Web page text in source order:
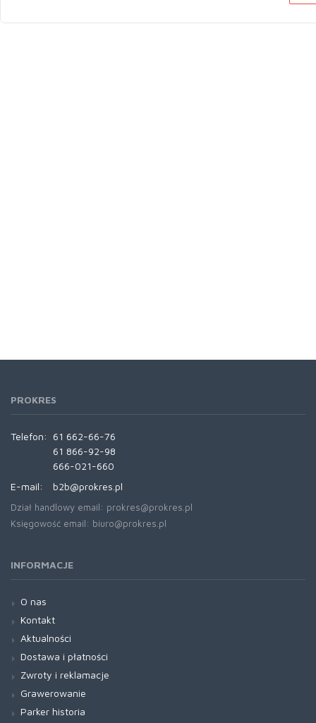
PROKRES
Telefon:
61 662-66-76
61 866-92-98
666-021-660
E-mail:
b2b@prokres.pl
Dział handlowy email: prokres@prokres.pl
Księgowość email: biuro@prokres.pl
INFORMACJE
O nas
Kontakt
Aktualności
Dostawa i płatności
Zwroty i reklamacje
Grawerowanie
Parker historia